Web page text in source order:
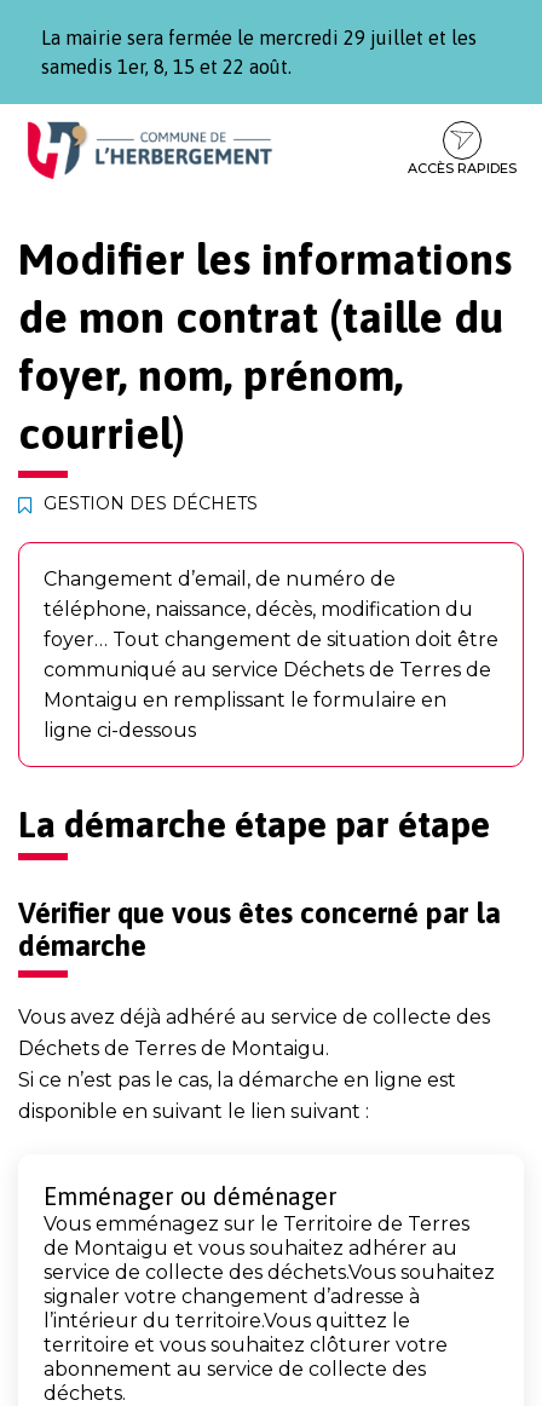
La mairie sera fermée le mercredi 29 juillet et les
samedis 1er, 8, 15 et 22 août.
Aller
Aller
contenu
Aller
pied
ACCÈS RAPIDES
Modifier les informations
de mon contrat (taille du
foyer, nom, prénom,
courriel)
GESTION DES DÉCHETS
Changement d’email, de numéro de
téléphone, naissance, décès, modification du
foyer… Tout changement de situation doit être
communiqué au service Déchets de Terres de
Montaigu en remplissant le formulaire en
ligne ci-dessous
La démarche étape par étape
Vérifier que vous êtes concerné par la
démarche
Vous avez déjà adhéré au service de collecte des
Déchets de Terres de Montaigu.
Si ce n’est pas le cas, la démarche en ligne est
disponible en suivant le lien suivant :
Emménager ou déménager
Vous emménagez sur le Territoire de Terres
de Montaigu et vous souhaitez adhérer au
service de collecte des déchets.Vous souhaitez
signaler votre changement d’adresse à
l’intérieur du territoire.Vous quittez le
territoire et vous souhaitez clôturer votre
abonnement au service de collecte des
déchets.